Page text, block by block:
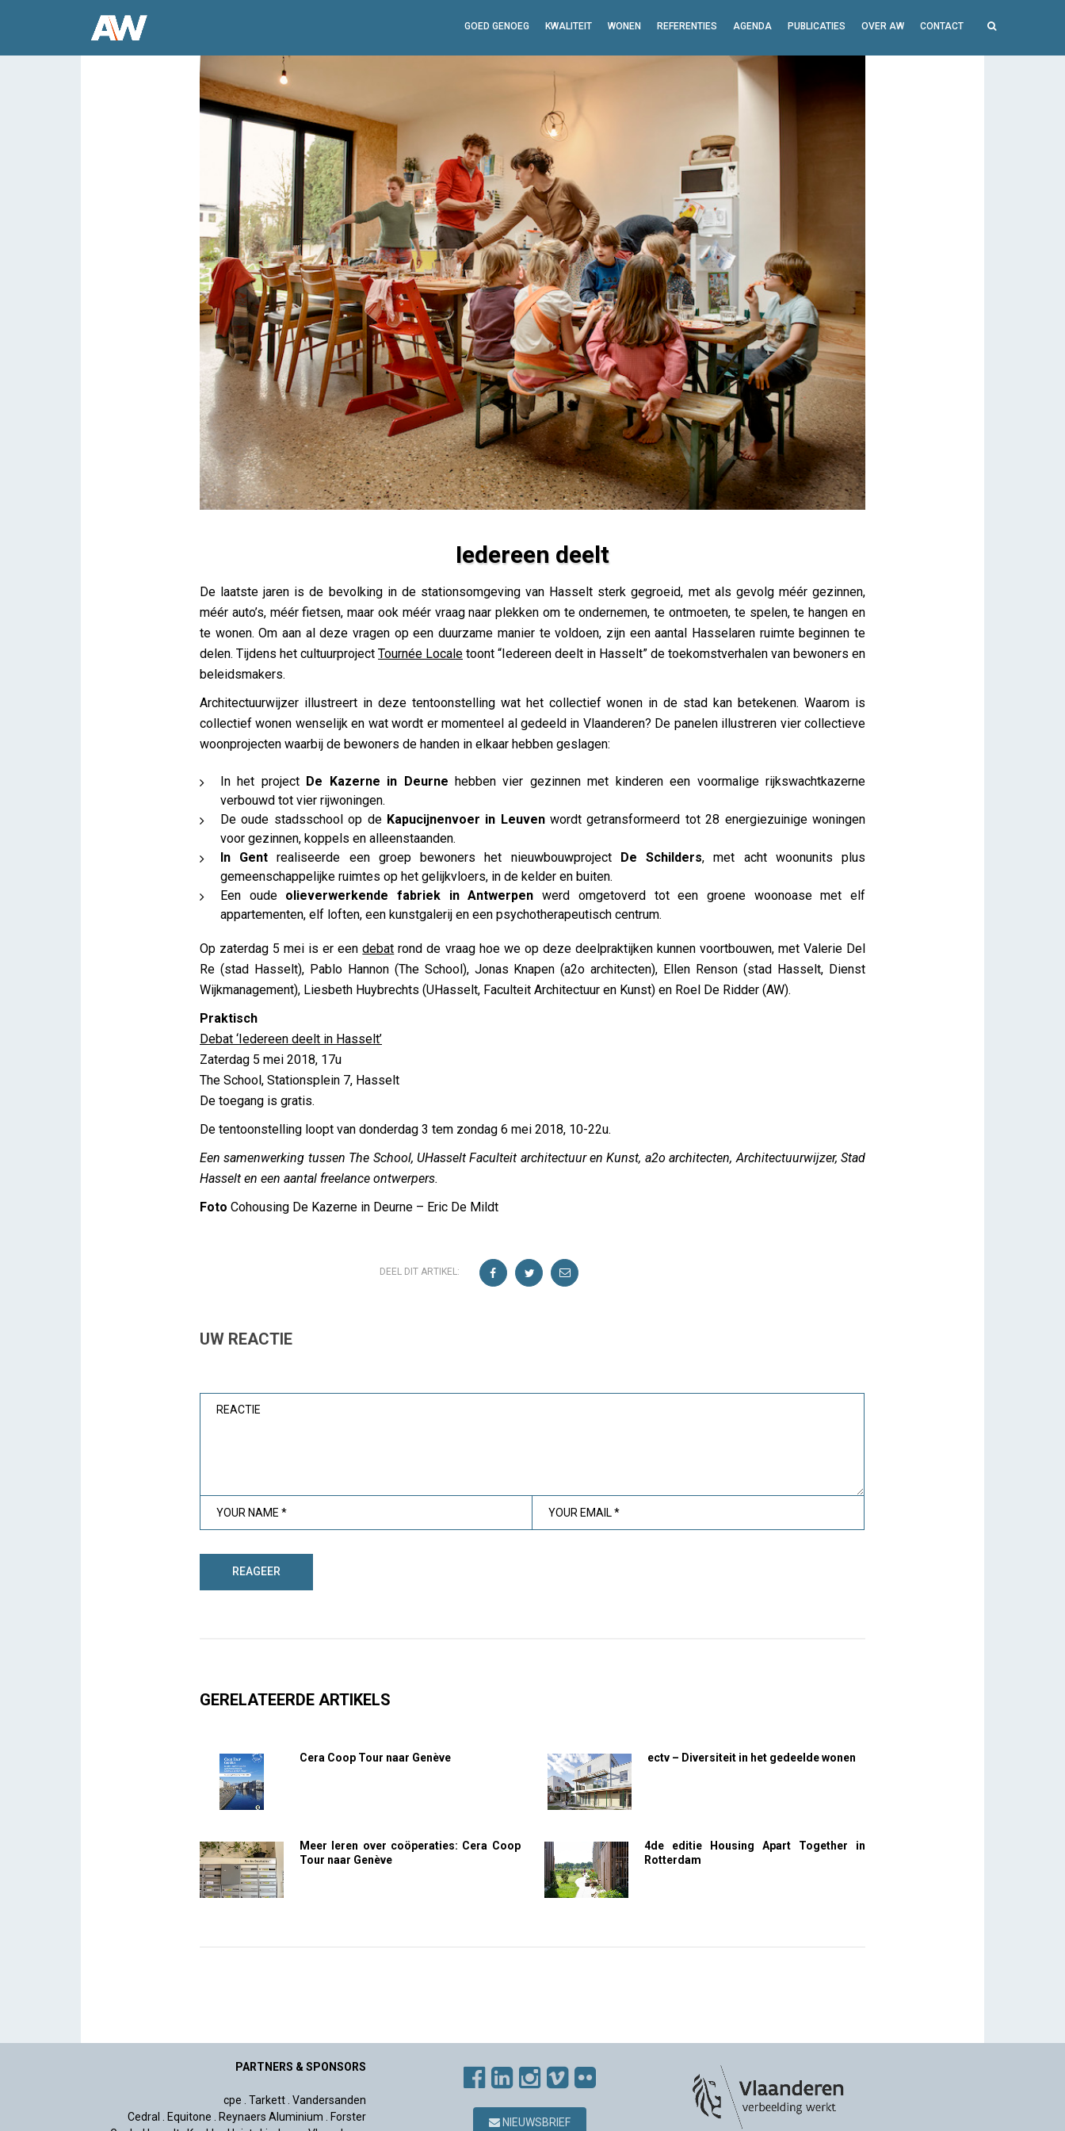
GOED GENOEG KWALITEIT WONEN REFERENTIES AGENDA PUBLICATIES OVER AW CONTACT
Iedereen deelt
Iedereen deelt
iris
De laatste jaren is de bevolking in de stationsomgeving van Hasselt sterk gegroeid, met als gevolg méér gezinnen,
méér auto’s, méér fietsen, maar ook méér vraag naar plekken om te ondernemen, te ontmoeten, te spelen, te hangen en
te wonen. Om aan al deze vragen op een duurzame manier te voldoen, zijn een aantal Hasselaren ruimte beginnen te
delen. Tijdens het cultuurproject Tournée Locale toont “Iedereen deelt in Hasselt” de toekomstverhalen van bewoners en
beleidsmakers.
Architectuurwijzer illustreert in deze tentoonstelling wat het collectief wonen in de stad kan betekenen. Waarom is
collectief wonen wenselijk en wat wordt er momenteel al gedeeld in Vlaanderen? De panelen illustreren vier collectieve
woonprojecten waarbij de bewoners de handen in elkaar hebben geslagen:
In het project De Kazerne in Deurne hebben vier gezinnen met kinderen een voormalige rijkswachtkazerne
verbouwd tot vier rijwoningen.
De oude stadsschool op de Kapucijnenvoer in Leuvenwordt getransformeerd tot 28 energiezuinige woningen
voor gezinnen, koppels en alleenstaanden.
In Gent realiseerde een groep bewoners het nieuwbouwproject De Schilders, met acht woonunits plus
gemeenschappelijke ruimtes op het gelijkvloers, in de kelder en buiten.
Een oude olieverwerkende fabriek in Antwerpen werd omgetoverd tot een groene woonoase met elf
appartementen, elf loften, een kunstgalerij en een psychotherapeutisch centrum.
Op zaterdag 5 mei is er eendebat rond de vraag hoe we op deze deelpraktijken kunnen voortbouwen, met Valerie Del
Re (stad Hasselt), Pablo Hannon (The School), Jonas Knapen (a2o architecten), Ellen Renson (stad Hasselt, Dienst
Wijkmanagement), Liesbeth Huybrechts (UHasselt, Faculteit Architectuur en Kunst) en Roel De Ridder (AW).
Praktisch
Debat ‘Iedereen deelt in Hasselt’
Zaterdag 5 mei 2018, 17u
The School, Stationsplein 7, Hasselt
De toegang is gratis.
De tentoonstelling loopt van donderdag 3 tem zondag 6 mei 2018, 10-22u.
Een samenwerking tussen The School, UHasselt Faculteit architectuur en Kunst, a2o architecten, Architectuurwijzer, Stad
Hasselt en een aantal freelance ontwerpers.
Foto Cohousing De Kazerne in Deurne – Eric De Mildt
DEEL DIT ARTIKEL:
UW REACTIE
GERELATEERDE ARTIKELS
Cera Coop Tour naar Genève ectv – Diversiteit in het gedeelde wonen
Meer leren over coöperaties: Cera Coop
Tour naar Genève
4de editie Housing Apart Together in
Rotterdam
PARTNERS & SPONSORS
cpe Tarkett Vandersanden
Cedral
Equitone Reynaers Aluminium
Forster
NIEUWSBRIEF